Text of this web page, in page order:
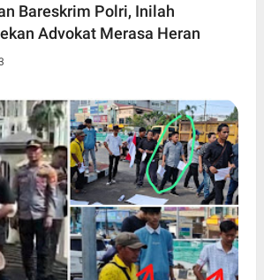
Bareskrim Polri, Inilah
Advokat Merasa Heran